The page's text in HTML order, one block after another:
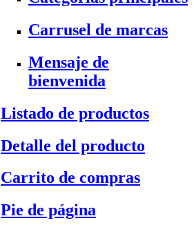
Carrusel de marcas
Mensaje de
bienvenida
Listado de productos
Detalle del producto
Carrito de compras
Pie de página